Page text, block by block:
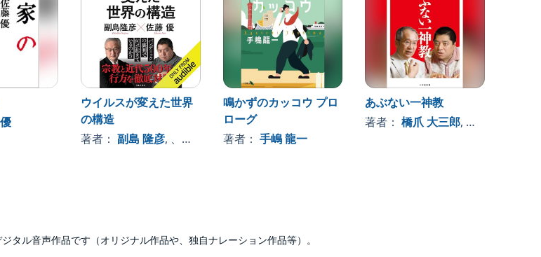
ウイルスが変えた世界
の構造
著者： 副島 隆彦, 、その他
鳴かずのカッコウ プロ
ローグ
著者： 手嶋 龍一
あぶない一神教
著者：橋爪 大三郎, 、その他
タル音声作品です（オリジナル作品や、独自ナレーション作品等）。